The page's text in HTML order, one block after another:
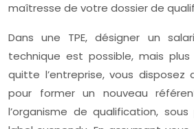
maîtresse de votre dossier de
Dans une TPE, désigner un
technique est possible, mais plus
quitte l’entreprise, vous disposez
pour former un nouveau
l’organisme de qualification,